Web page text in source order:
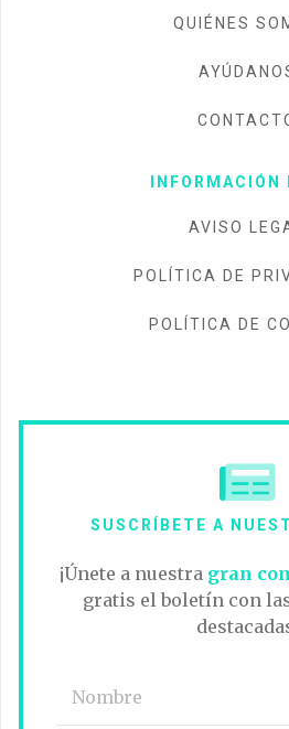
QUIÉNES
INFORMACIÓN
AVISO
POLÍTICA DE
POLÍTICA DE
SUSCRÍBETE A
¡Únete a nuestra gran
gratis el boletín con